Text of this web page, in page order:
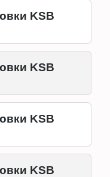
KSB
KSB
KSB
KSB